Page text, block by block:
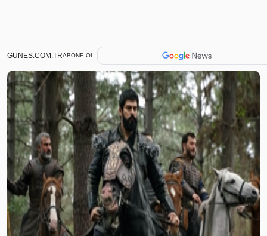
GUNES.COM.TRABONE OL